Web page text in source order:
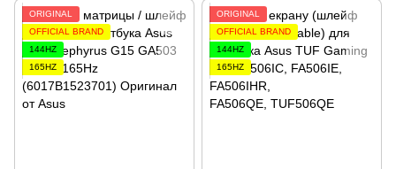
ORIGINAL
OFFICIAL BRAND
144HZ
165HZ
ORIGINAL
OFFICIAL BRAND
144HZ
165HZ